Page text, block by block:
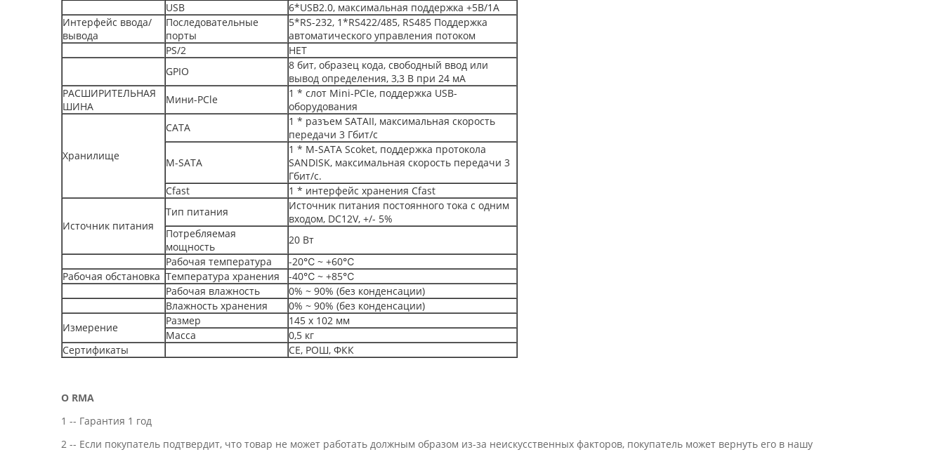
USB
6*USB2.0, максимальная поддержка +5В/1А
Интерфейс ввода/
вывода
Последовательные
порты
5*RS-232, 1*RS422/485, RS485 Поддержка
автоматического управления потоком
PS/2
НЕТ
GPIO
8 бит, образец кода, свободный ввод или
вывод определения, 3,3 В при 24 мА
РАСШИРИТЕЛЬНАЯ
ШИНА
Мини-PCle
1 * слот Mini-PCIe, поддержка USB-
оборудования
Хранилище
САТА
1 * разъем SATAII, максимальная скорость
передачи 3 Гбит/с
М-SATA
1 * M-SATA Scoket, поддержка протокола
SANDISK, максимальная скорость передачи 3
Гбит/с.
Cfast
1 * интерфейс хранения Cfast
Источник питания
Тип питания
Источник питания постоянного тока с одним
входом, DC12V, +/- 5%
Потребляемая
мощность
20 Вт
Рабочая температура
-20℃ ~ +60℃
Рабочая обстановка Температура хранения
-40℃ ~ +85℃
Рабочая влажность
0% ~ 90% (без конденсации)
Влажность хранения
0% ~ 90% (без конденсации)
Измерение
Размер
145 х 102 мм
Масса
0,5 кг
Сертификаты
СЕ, РОШ, ФКК
О RMA
1 -- Гарантия 1 год
2 -- Если покупатель подтвердит, что товар не может работать должным образом из-за неискусственных факторов, покупатель может вернуть его в нашу